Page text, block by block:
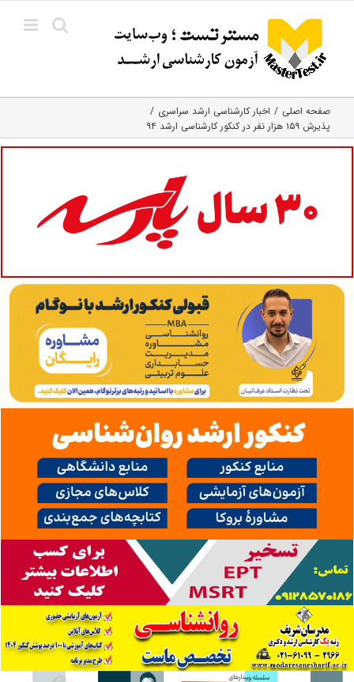
content
صفحه اصلی
اخبار کارشناسی ارشد سراسری
پذیرش ۱۵۹ هزار نفر در کنکور کارشناسی ارشد ۹۴